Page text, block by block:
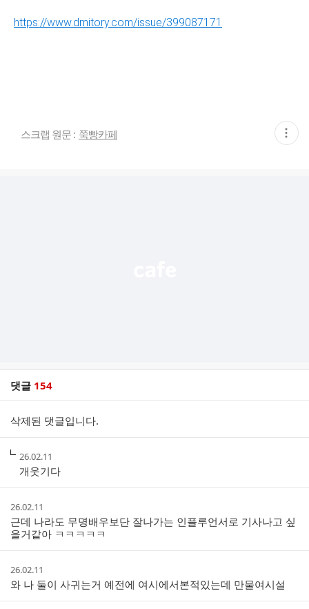
https://www.dmitory.com/issue/399087171
스크랩 원문 : 쭉빵카페 현
재
댓글 154
리
삭제된 댓글입니다.
작
성
시
간
26.02.11
개웃기다
작
성
시
간
26.02.11
근데 나라도 무명배우보단 잘나가는 인플루언서로 기사나고 싶
을거같아 ㅋㅋㅋㅋㅋ
작
성
시
간
26.02.11
와 나 둘이 사귀는거 예전에 여시에서본적있는데 만물여시설